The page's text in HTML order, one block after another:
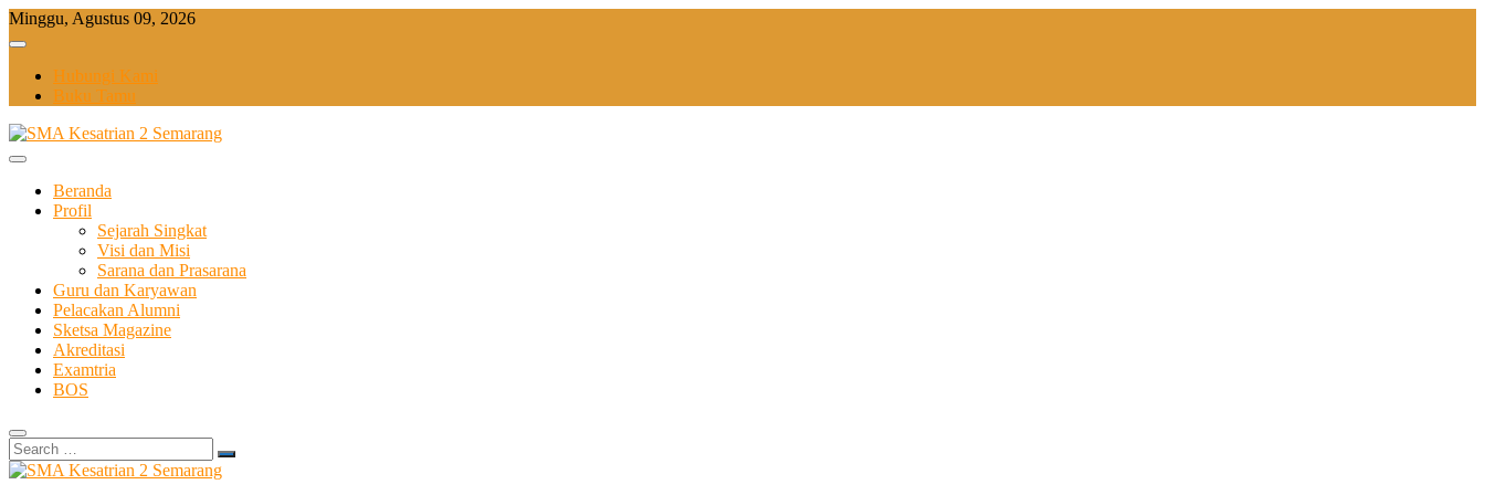
Skip
to
Minggu, Agustus 09, 2026
Hubungi Kami
Buku Tamu
Beranda
Profil
Sejarah Singkat
Visi dan Misi
Sarana dan Prasarana
Guru dan Karyawan
Pelacakan Alumni
Sketsa Magazine
Akreditasi
Examtria
BOS
Search
…